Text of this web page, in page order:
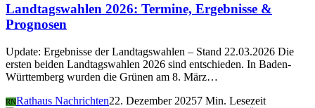
Landtagswahlen 2026: Termine, Ergebnisse &
Prognosen
Update: Ergebnisse der Landtagswahlen – Stand 22.03.2026 Die
ersten beiden Landtagswahlen 2026 sind entschieden. In Baden-
Württemberg wurden die Grünen am 8. März…
RNRathaus Nachrichten22. Dezember 20257 Min. Lesezeit